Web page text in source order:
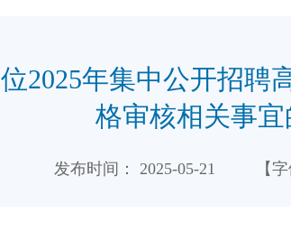
2025年集中公开招聘
格审核相关事
发布时间： 2025-05-21 【